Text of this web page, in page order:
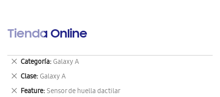
Tienda Online
Categoría Galaxy A
Eliminar
este
artículo
Clase Galaxy A
Eliminar
este
Feature Sensor de huella dactilar
Eliminar